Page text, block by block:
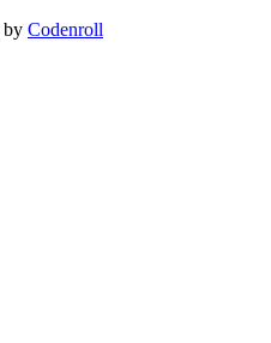
by Codenroll